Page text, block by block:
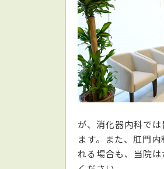
が、消化器内科で
ます。また、肛門
れる場合も、当院